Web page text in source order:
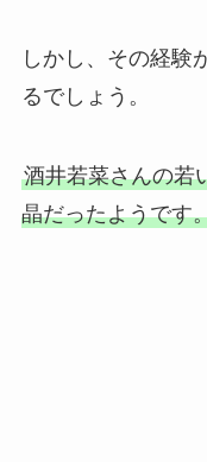
しかし、その経験
るでしょう。
酒井若菜さんの若
晶だったようです